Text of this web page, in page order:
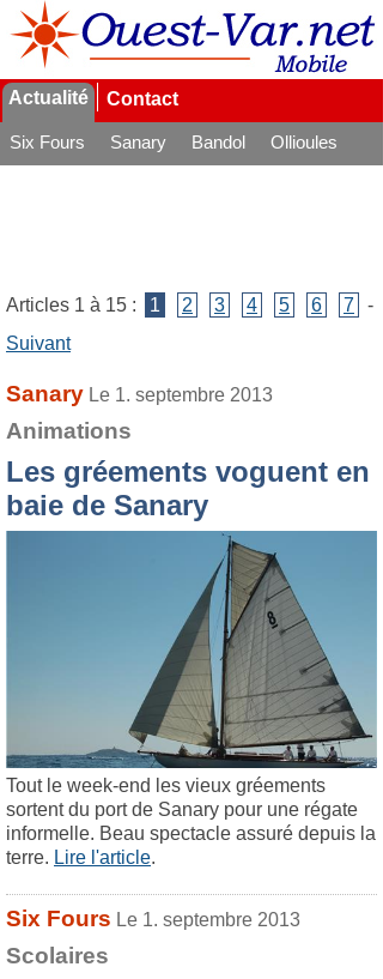
Actualité Contact
Six Fours Sanary Bandol
Ollioules
Articles 1 à 15 : 1 2 3 4 5 6 7
-
Suivant
Sanary Le 1. septembre 2013
Animations
Les gréements voguent en
baie de Sanary
Tout le week-end les vieux gréements
sortent du port de Sanary pour une régate
informelle. Beau spectacle assuré depuis la
terre. Lire l'article.
Six Fours Le 1. septembre 2013
Scolaires